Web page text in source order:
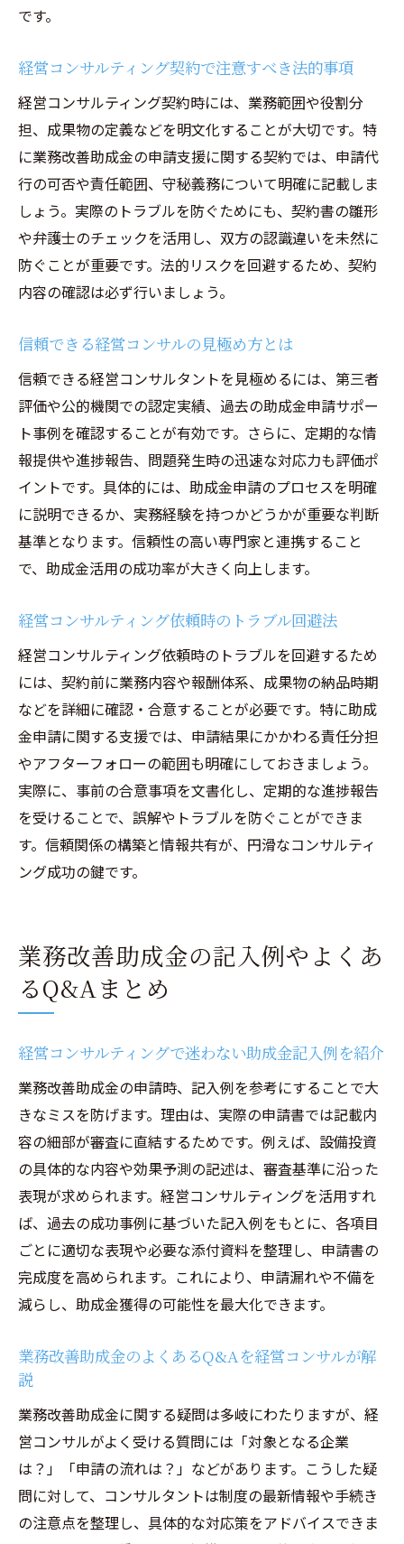
です。
経営コンサルティング契約で注意すべき法的事項
経営コンサルティング契約時には、業務範囲や役割分
担、成果物の定義などを明文化することが大切です。特
に業務改善助成金の申請支援に関する契約では、申請代
行の可否や責任範囲、守秘義務について明確に記載しま
しょう。実際のトラブルを防ぐためにも、契約書の雛形
や弁護士のチェックを活用し、双方の認識違いを未然に
防ぐことが重要です。法的リスクを回避するため、契約
内容の確認は必ず行いましょう。
信頼できる経営コンサルの見極め方とは
信頼できる経営コンサルタントを見極めるには、第三者
評価や公的機関での認定実績、過去の助成金申請サポー
ト事例を確認することが有効です。さらに、定期的な情
報提供や進捗報告、問題発生時の迅速な対応力も評価ポ
イントです。具体的には、助成金申請のプロセスを明確
に説明できるか、実務経験を持つかどうかが重要な判断
基準となります。信頼性の高い専門家と連携すること
で、助成金活用の成功率が大きく向上します。
経営コンサルティング依頼時のトラブル回避法
経営コンサルティング依頼時のトラブルを回避するため
には、契約前に業務内容や報酬体系、成果物の納品時期
などを詳細に確認・合意することが必要です。特に助成
金申請に関する支援では、申請結果にかかわる責任分担
やアフターフォローの範囲も明確にしておきましょう。
実際に、事前の合意事項を文書化し、定期的な進捗報告
を受けることで、誤解やトラブルを防ぐことができま
す。信頼関係の構築と情報共有が、円滑なコンサルティ
ング成功の鍵です。
業務改善助成金の記入例やよくあ
るQ&Aまとめ
経営コンサルティングで迷わない助成金記入例を紹介
業務改善助成金の申請時、記入例を参考にすることで大
きなミスを防げます。理由は、実際の申請書では記載内
容の細部が審査に直結するためです。例えば、設備投資
の具体的な内容や効果予測の記述は、審査基準に沿った
表現が求められます。経営コンサルティングを活用すれ
ば、過去の成功事例に基づいた記入例をもとに、各項目
ごとに適切な表現や必要な添付資料を整理し、申請書の
完成度を高められます。これにより、申請漏れや不備を
減らし、助成金獲得の可能性を最大化できます。
業務改善助成金のよくあるQ&Aを経営コンサルが解
説
業務改善助成金に関する疑問は多岐にわたりますが、経
営コンサルがよく受ける質問には「対象となる企業
は？」「申請の流れは？」などがあります。こうした疑
問に対して、コンサルタントは制度の最新情報や手続き
の注意点を整理し、具体的な対応策をアドバイスできま